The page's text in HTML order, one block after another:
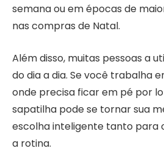
semana ou em épocas de
nas compras de Natal.
Além disso, muitas pessoas a
do dia a dia. Se você trabalha
onde precisa ficar em pé por
sapatilha pode se tornar sua
escolha inteligente tanto para
a rotina.